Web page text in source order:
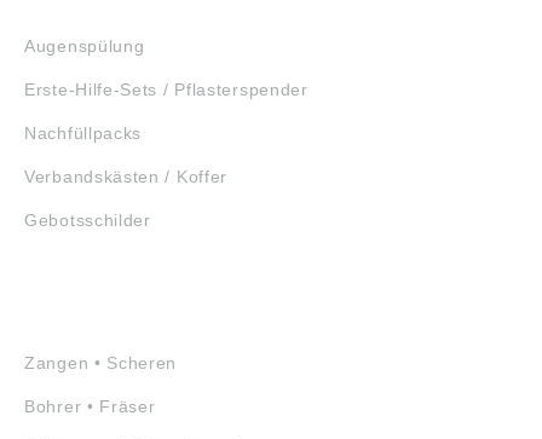
Augenspülung
Erste-Hilfe-Sets / Pflasterspender
Nachfüllpacks
Verbandskästen / Koffer
Gebotsschilder
Zangen • Scheren
Bohrer • Fräser